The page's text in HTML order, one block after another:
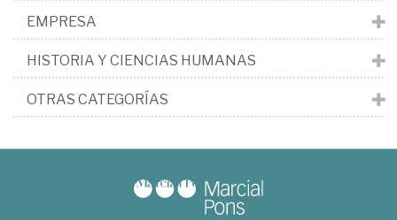
EMPRESA
HISTORIA Y CIENCIAS HUMANAS
OTRAS CATEGORÍAS